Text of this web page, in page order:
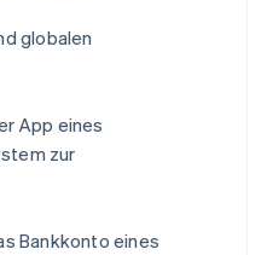
globalen
App eines
zur
Bankkonto eines